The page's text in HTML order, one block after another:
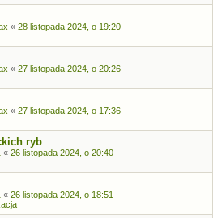
« 28 listopada 2024, o 19:20
« 27 listopada 2024, o 20:26
« 27 listopada 2024, o 17:36
ryb
« 26 listopada 2024, o 20:40
« 26 listopada 2024, o 18:51